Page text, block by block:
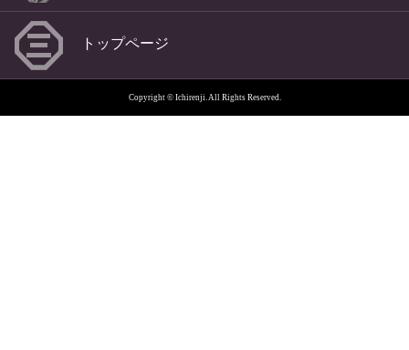
トップページ
Copyright © Ichirenji. All Rights Reserved.